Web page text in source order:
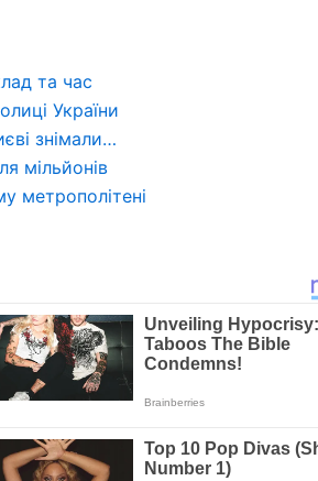
та час
України
знімали…
мільйонів
метрополітені